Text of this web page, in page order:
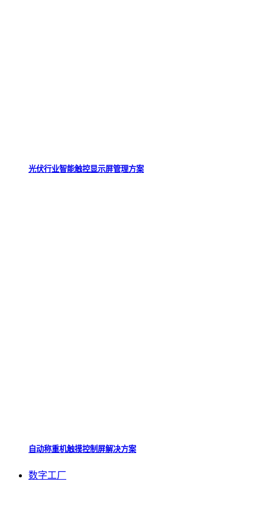
光伏行业智能触控显示屏管理方案
自动称重机触摸控制屏解决方案
数字工厂